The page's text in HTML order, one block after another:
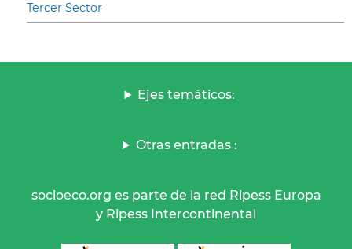
Tercer Sector
Ejes temáticos:
Otras entradas :
socioeco.org es parte de la red Ripess Europa
y Ripess Intercontinental